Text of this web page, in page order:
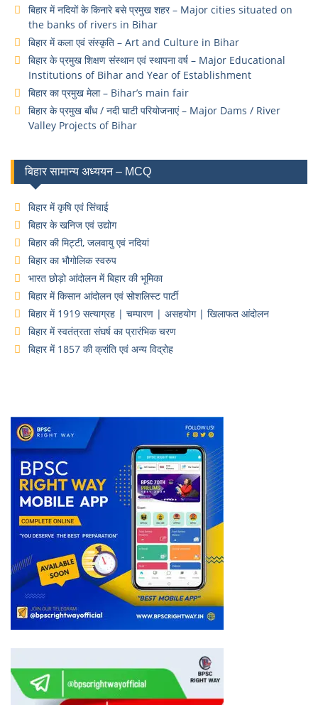
बिहार में नदियों के किनारे बसे प्रमुख शहर – Major cities situated on
the banks of rivers in Bihar
बिहार में कला एवं संस्कृति – Art and Culture in Bihar
बिहार के प्रमुख शिक्षण संस्थान एवं स्थापना वर्ष – Major Educational
Institutions of Bihar and Year of Establishment
बिहार का प्रमुख मेला – Bihar’s main fair
बिहार के प्रमुख बाँध / नदी घाटी परियोजनाएं – Major Dams / River
Valley Projects of Bihar
बिहार सामान्य अध्ययन – MCQ
बिहार में कृषि एवं सिंचाई
बिहार के खनिज एवं उद्योग
बिहार की मिट्टी, जलवायु एवं नदियां
बिहार का भौगोलिक स्वरुप
भारत छोड़ो आंदोलन में बिहार की भूमिका
बिहार में किसान आंदोलन एवं सोशलिस्ट पार्टी
बिहार में 1919 सत्याग्रह | चम्पारण | असहयोग | खिलाफत आंदोलन
बिहार में स्वतंत्रता संघर्ष का प्रारंभिक चरण
बिहार में 1857 की क्रांति एवं अन्य विद्रोह